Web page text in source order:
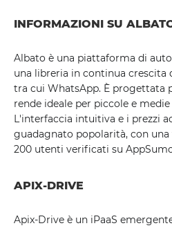
INFORMAZIONI SU
Albato è una piattaforma di
una libreria in continua
tra cui WhatsApp. È progettata
rende ideale per piccole e
L'interfaccia intuitiva e i prezzi
guadagnato popolarità, con una
200 utenti verificati su
APIX-DRIVE
Apix-Drive è un iPaaS